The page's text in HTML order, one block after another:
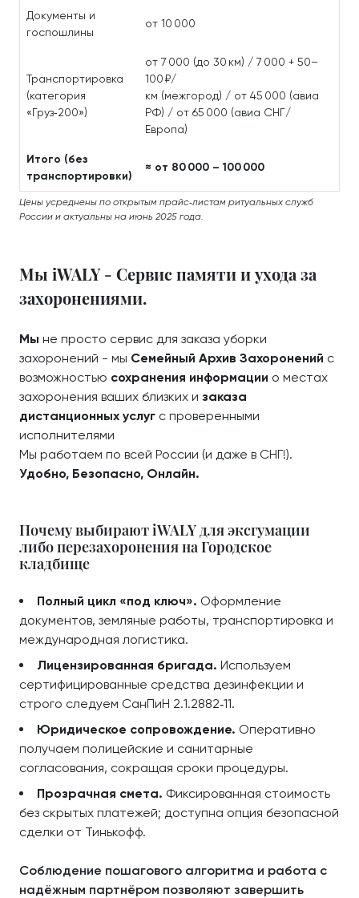
Документы и
госпошлины
от 10 000
Транспортировка
(категория
«Груз‑200»)
от 7 000 (до 30 км) / 7 000 + 50–
100 ₽/
км (межгород) / от 45 000 (авиа
РФ) / от 65 000 (авиа СНГ/
Европа)
Итого (без
транспортировки)
≈ от 80 000 – 100 000
Цены усреднены по открытым прайс‑листам ритуальных служб
России и актуальны на июнь 2025 года.
Мы iWALY - Сервис памяти и ухода за
захоронениями.
Мы не просто сервис для заказа уборки
захоронений - мы Семейный Архив Захоронений с
возможностью сохранения информации о местах
захоронения ваших близких и заказа
дистанционных услуг с проверенными
исполнителями
Мы работаем по всей России (и даже в СНГ!).
Удобно, Безопасно, Онлайн.
Почему выбирают iWALY для эксгумации
либо перезахоронения на Городское
кладбище
Полный цикл «под ключ». Оформление
документов, земляные работы, транспортировка и
международная логистика.
Лицензированная бригада. Используем
сертифицированные средства дезинфекции и
строго следуем СанПиН 2.1.2882‑11.
Юридическое сопровождение. Оперативно
получаем полицейские и санитарные
согласования, сокращая сроки процедуры.
Прозрачная смета. Фиксированная стоимость
без скрытых платежей; доступна опция безопасной
сделки от Тинькофф.
Соблюдение пошагового алгоритма и работа с
надёжным партнёром позволяют завершить